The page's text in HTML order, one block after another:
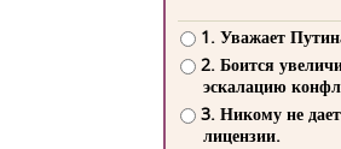
1. Уважает
2. Боится
эскалацию
3. Никому не
лицензии.